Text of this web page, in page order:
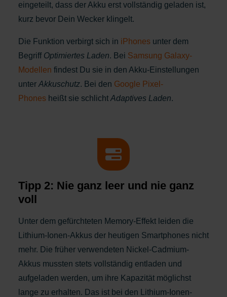
eingeteilt, dass der Akku erst vollständig geladen ist,
kurz bevor Dein Wecker klingelt.
Die Funktion verbirgt sich in iPhones unter dem
Begriff Optimiertes Laden. Bei Samsung Galaxy-
Modellen findest Du sie in den Akku-Einstellungen
unter Akkuschutz. Bei den Google Pixel-
Phones heißt sie schlicht Adaptives Laden.
Tipp 2: Nie ganz leer und nie ganz
voll
Unter dem gefürchteten Memory-Effekt leiden die
Lithium-Ionen-Akkus der heutigen Smartphones nicht
mehr. Die früher verwendeten Nickel-Cadmium-
Akkus mussten stets vollständig entladen und
aufgeladen werden, um ihre Kapazität möglichst
lange zu erhalten. Das ist bei den Lithium-Ionen-